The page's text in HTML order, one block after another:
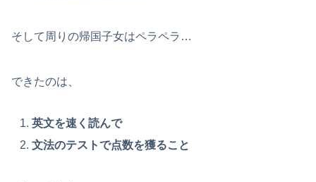
そして周りの帰国子女はペラペラ…
できたのは、
英文を速く読んで
文法のテストで点数を獲ること